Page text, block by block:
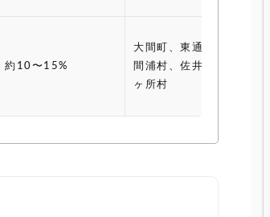
約10〜15%
大間町、東通村、風
間浦村、佐井村、六
ヶ所村